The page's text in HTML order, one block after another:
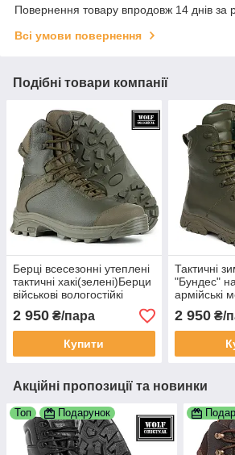
Повернення товару впродовж 14 днів за
Всі умови повернення
Подібні товари компанії
Берці всесезонні утеплені
тактичні хакі(зелені)Берци
військові вологостійкі
прошиті.Взуття армійське
шкіряне дляЗСУ
2 950 ₴/пара
Купити
Тактичні
"Бундес"
армійські
зелені
Нацгвардії
2 950₴/
Акційні пропозиції та новинки
Топ Подарунок